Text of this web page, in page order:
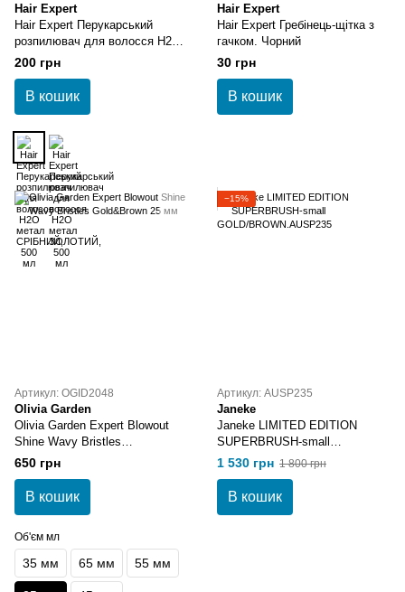
Hair Expert
Hair Expert Перукарський
розпилювач для волосся H2O
метал СРІБНИЙ, 500 мл
200 грн
В кошик
Hair Expert
Hair Expert Гребінець-щітка з
гачком. Чорний
30 грн
В кошик
Артикул: OGID2048
Olivia Garden
Olivia Garden Expert Blowout
Shine Wavy Bristles
Gold&Brown 25 мм
650 грн
В кошик
Об'єм мл
35 мм 65 мм 55 мм
−15%
Артикул: AUSP235
Janeke
Janeke LIMITED EDITION
SUPERBRUSH-small
GOLD/BROWN.AUSP235
1 530 грн 1 800 грн
В кошик